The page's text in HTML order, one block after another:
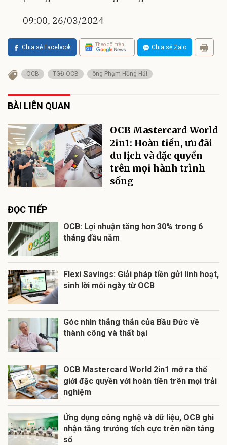
09:00, 26/03/2024
Chia sẻ Facebook Theo dõi trên Chia sẻ Zalo
OCB TGĐ OCB ông Phạm Hồng Hải
BÀI LIÊN QUAN
OCB Mastercard World
2in1: Hoàn tiền, ưu đãi
du lịch và đặc quyền
trên mọi hành trình
sống
ĐỌC TIẾP
OCB: Lợi nhuận tăng hơn 30% trong 6
tháng đầu năm
Flexi Savings: Giải pháp tiền gửi linh hoạt,
sinh lời mỗi ngày từ OCB
Góc nhìn thẳng thắn của Bầu Đức về
thành công và thất bại
OCB Mastercard World 2in1 mở ra thế
giới đặc quyền với hoàn tiền trên mọi trải
nghiệm
Ứng dụng công nghệ và dữ liệu, OCB ghi
nhận tăng trưởng tích cực trên nền tảng
số